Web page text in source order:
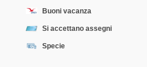
Buoni vacanza
Si accettano assegni
Specie